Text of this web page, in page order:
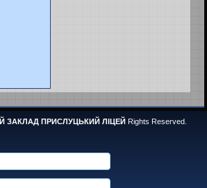
ЗАКЛАД ПРИСЛУЦЬКИЙ ЛІЦЕЙRights Reserved.